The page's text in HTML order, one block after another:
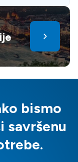
bismo
savršenu